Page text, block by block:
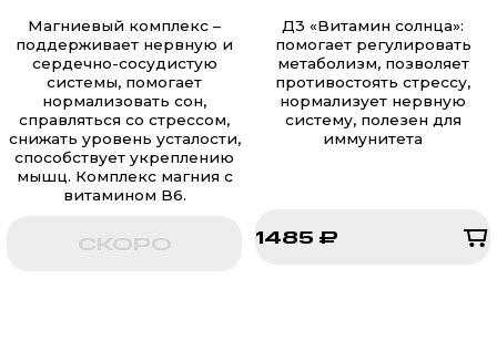
Магниевый комплекс –
поддерживает нервную и
сердечно-сосудистую
системы, помогает
нормализовать сон,
справляться со стрессом,
снижать уровень усталости,
способствует укреплению
мышц. Комплекс магния с
витамином B6.
СКОРО
Д3 «Витамин солнца»:
помогает регулировать
метаболизм, позволяет
противостоять стрессу,
нормализует нервную
систему, полезен для
иммунитета
1485 ₽